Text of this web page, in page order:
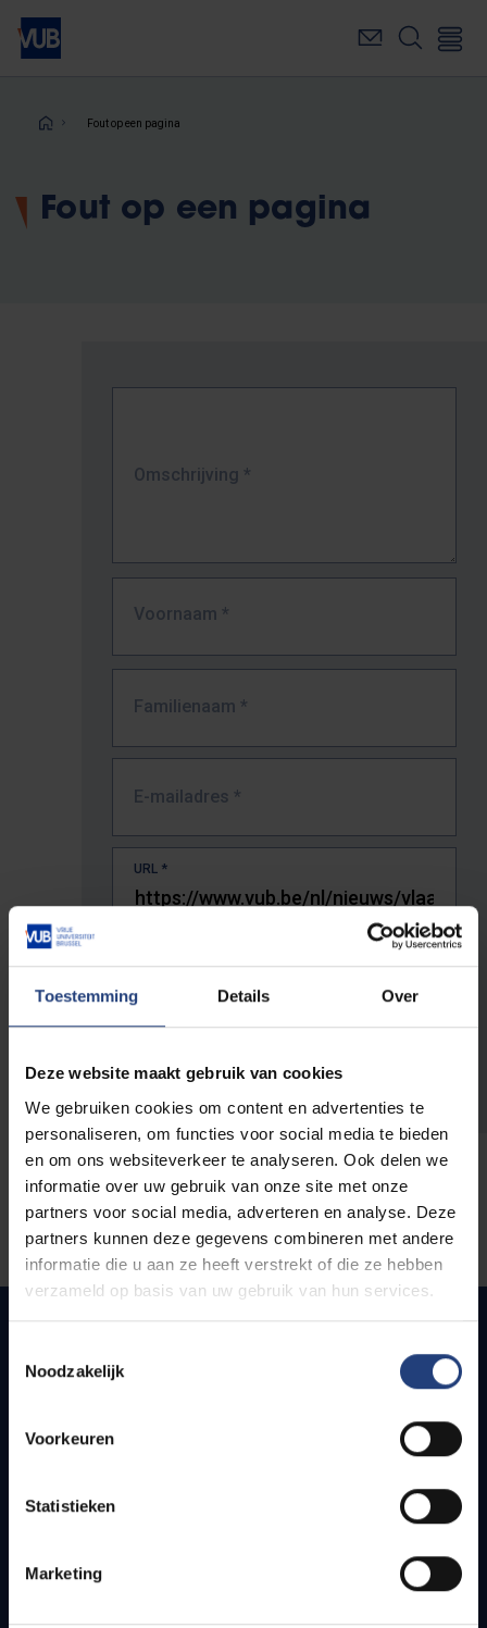
Toestemming Details Over
Deze website maakt gebruik van cookies
We gebruiken cookies om content en advertenties te
personaliseren, om functies voor social media te bieden
en om ons websiteverkeer te analyseren. Ook delen we
informatie over uw gebruik van onze site met onze
partners voor social media, adverteren en analyse. Deze
partners kunnen deze gegevens combineren met andere
informatie die u aan ze heeft verstrekt of die ze hebben
verzameld op basis van uw gebruik van hun services.
Noodzakelijk
Voorkeuren
Statistieken
Marketing
Overslaan
naar
inhoudKruimelpad
Fout op een pagina
Fout op een pagina
Omschrijving *
Voornaam *
Familienaam *
E-mailadres *
URL *
De volledige URL van de pagina waar je de fout zag.
Snel naar
Bereikbaarheid